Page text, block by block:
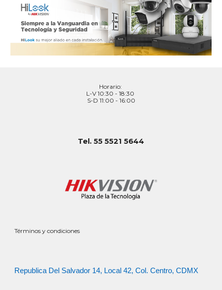
Horario:
L-V 10:30 - 18:30
S-D 11:00 - 16:00
Tel. 55 5521 5644
Términos y condiciones
Republica Del Salvador 14, Local 42, Col. Centro, CDMX